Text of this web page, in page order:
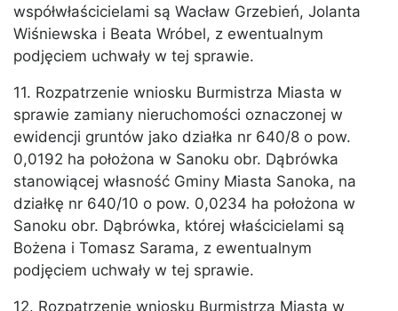
współwłaścicielami są Wacław Grzebień, Jolanta
Wiśniewska i Beata Wróbel, z ewentualnym
podjęciem uchwały w tej sprawie.
11. Rozpatrzenie wniosku Burmistrza Miasta w
sprawie zamiany nieruchomości oznaczonej w
ewidencji gruntów jako działka nr 640/8 o pow.
0,0192 ha położona w Sanoku obr. Dąbrówka
stanowiącej własność Gminy Miasta Sanoka, na
działkę nr 640/10 o pow. 0,0234 ha położona w
Sanoku obr. Dąbrówka, której właścicielami są
Bożena i Tomasz Sarama, z ewentualnym
podjęciem uchwały w tej sprawie.
12. Rozpatrzenie wniosku Burmistrza Miasta w